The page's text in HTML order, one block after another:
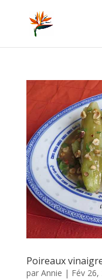
Poireaux
par Annie | Fév 26,